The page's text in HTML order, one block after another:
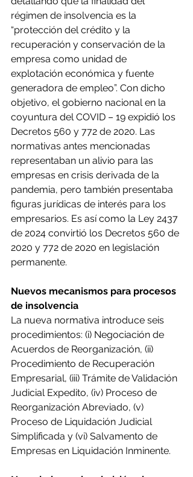
régimen de insolvencia es la
“protección del crédito y la
recuperación y conservación de la
empresa como unidad de
explotación económica y fuente
generadora de empleo”. Con dicho
objetivo, el gobierno nacional en la
coyuntura del COVID – 19 expidió los
Decretos 560 y 772 de 2020. Las
normativas antes mencionadas
representaban un alivio para las
empresas en crisis derivada de la
pandemia, pero también presentaba
figuras jurídicas de interés para los
empresarios. Es así como la Ley 2437
de 2024 convirtió los Decretos 560 de
2020 y 772 de 2020 en legislación
permanente.
Nuevos mecanismos para procesos
de insolvencia
La nueva normativa introduce seis
procedimientos: (i) Negociación de
Acuerdos de Reorganización, (ii)
Procedimiento de Recuperación
Empresarial, (iii) Trámite de Validación
Judicial Expedito, (iv) Proceso de
Reorganización Abreviado, (v)
Proceso de Liquidación Judicial
Simplificada y (vi) Salvamento de
Empresas en Liquidación Inminente.